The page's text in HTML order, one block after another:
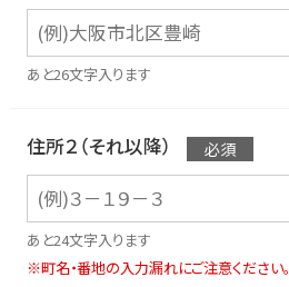
あと26文字入ります
住所２（それ以降）
あと24文字入ります
※町名・番地の入力漏れにご注意ください。